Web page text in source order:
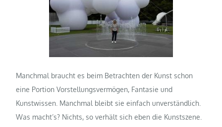
Manchmal braucht es beim Betrachten der Kunst schon
eine Portion Vorstellungsvermögen, Fantasie und
Kunstwissen. Manchmal bleibt sie einfach unverständlich.
Was macht’s? Nichts, so verhält sich eben die Kunstszene.